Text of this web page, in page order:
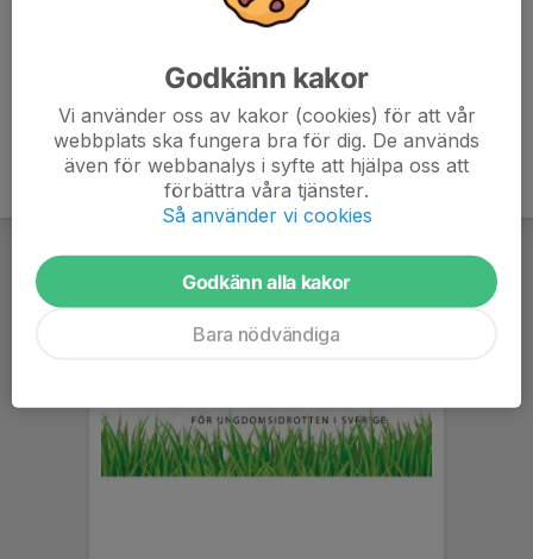
Lagledare
Godkänn kakor
Vi använder oss av kakor (cookies) för att vår
webbplats ska fungera bra för dig. De används
även för webbanalys i syfte att hjälpa oss att
förbättra våra tjänster.
Så använder vi cookies
Godkänn alla kakor
Bara nödvändiga